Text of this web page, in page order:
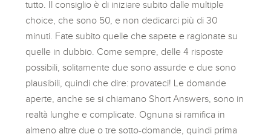
tutto. Il consiglio è di iniziare subito dalle multiple
choice, che sono 50, e non dedicarci più di 30
minuti. Fate subito quelle che sapete e ragionate su
quelle in dubbio. Come sempre, delle 4 risposte
possibili, solitamente due sono assurde e due sono
plausibili, quindi che dire: provateci! Le domande
aperte, anche se si chiamano Short Answers, sono in
realtà lunghe e complicate. Ognuna si ramifica in
almeno altre due o tre sotto-domande, quindi prima